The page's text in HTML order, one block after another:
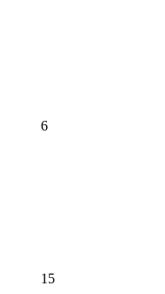
6
15